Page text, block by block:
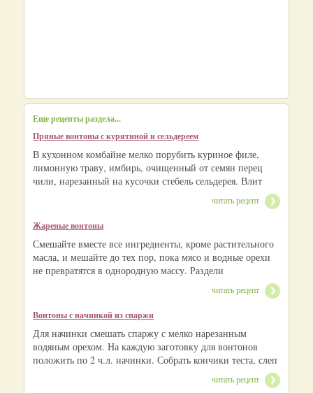
Еще рецепты раздела...
Пряные вонтоны с курятиной и сельдереем
В кухонном комбайне мелко порубить куриное филе,
лимонную траву, имбирь, очищенный от семян перец
чили, нарезанный на кусочки стебель сельдерея. Влит
читать рецепт
Жареные вонтоны
Смешайте вместе все ингредиенты, кроме растительного
масла, и мешайте до тех пор, пока мясо и водные орехи
не превратятся в однородную массу. Раздели
читать рецепт
Вонтоны с начинкой из спаржи
Для начинки смешать спаржу с мелко нарезанным
водяным орехом. На каждую заготовку для вонтонов
положить по 2 ч.л. начинки. Собрать кончики теста, слеп
читать рецепт